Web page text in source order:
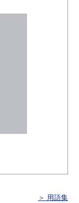
＞ 用語集